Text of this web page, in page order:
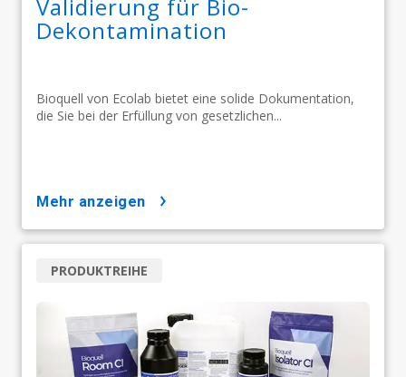
Validierung für Bio-
Dekontamination
Bioquell von Ecolab bietet eine solide Dokumentation,
die Sie bei der Erfüllung von gesetzlichen...
mehr anzeigen
PRODUKTREIHE